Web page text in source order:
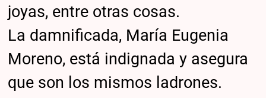
joyas, entre otras cosas.
La damnificada, María Eugenia
Moreno, está indignada y asegura
que son los mismos ladrones.